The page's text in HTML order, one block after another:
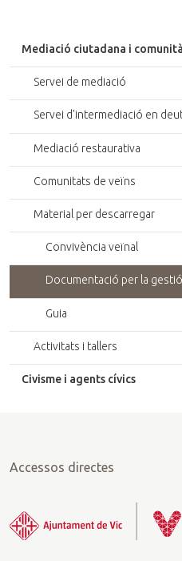
Mediació ciutadana i
Servei de mediació
Servei d'intermediació en
Mediació restaurativa
Comunitats de veïns
Material per descarregar
Convivència veïnal
Documentació per la
Guia
Activitats i tallers
Civisme i agents cívics
Accessos directes